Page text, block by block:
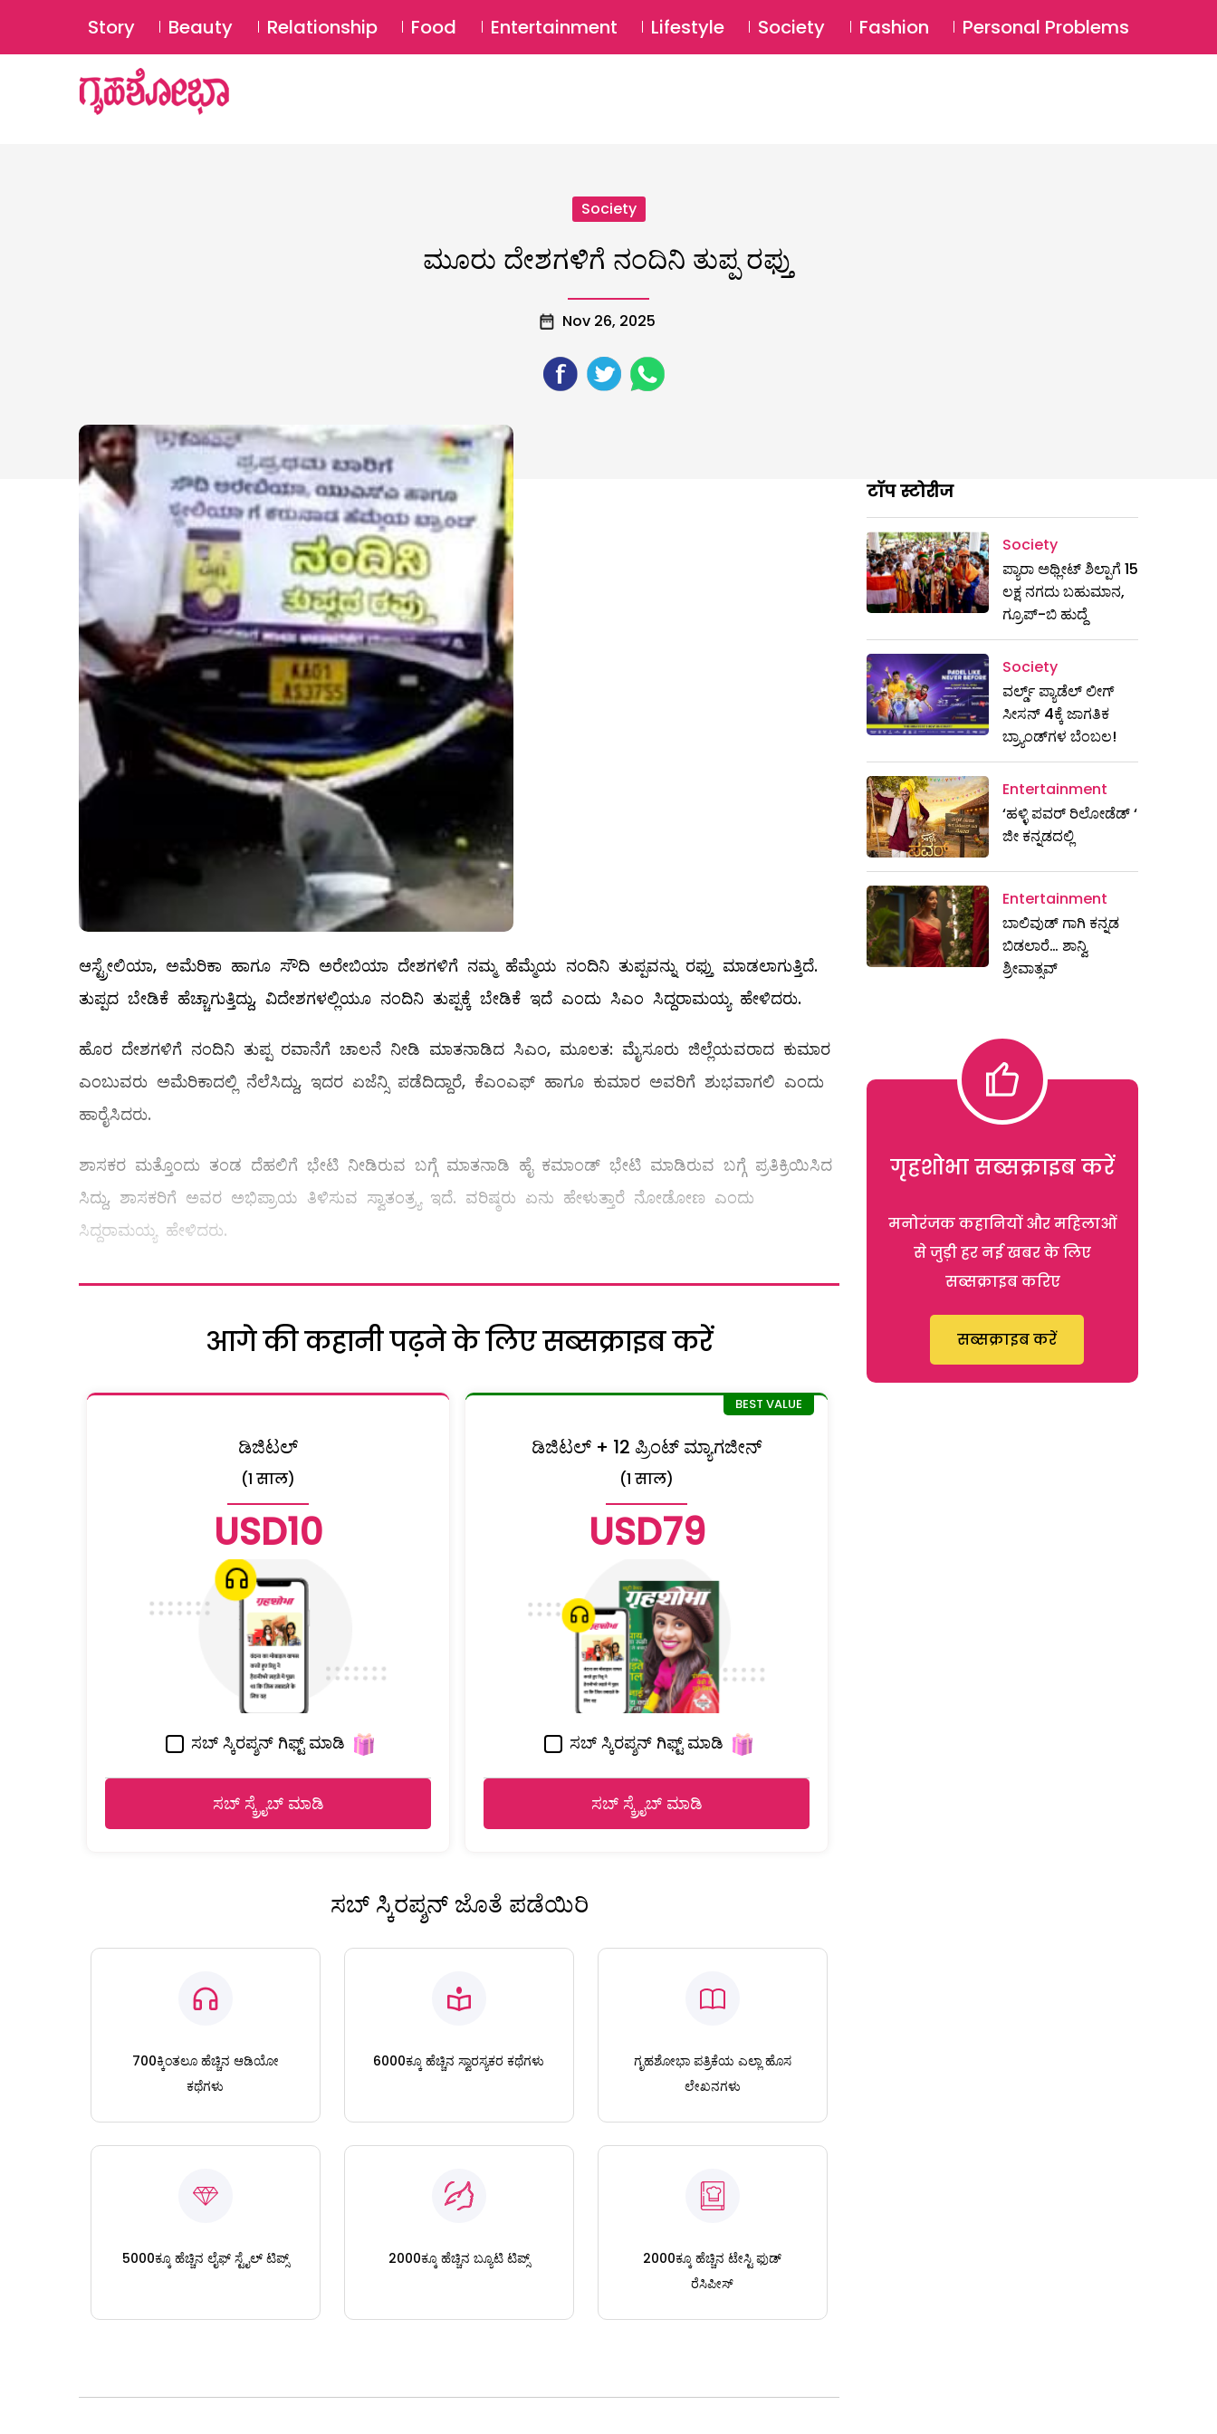
SUBSCRIBE Login ⚲
Story Beauty Relationship Food Entertainment Lifestyle Society Fashion Personal Problems
Society
ಮೂರು ದೇಶಗಳಿಗೆ ನಂದಿನಿ ತುಪ್ಪ ರಫ್ತು
Nov 26, 2025
ಆಸ್ಟ್ರೇಲಿಯಾ, ಅಮೆರಿಕಾ ಹಾಗೂ ಸೌದಿ ಅರೇಬಿಯಾ ದೇಶಗಳಿಗೆ ನಮ್ಮ ಹೆಮ್ಮೆಯ ನಂದಿನಿ ತುಪ್ಪವನ್ನು ರಫ್ತು ಮಾಡಲಾಗುತ್ತಿದೆ.
ತುಪ್ಪದ ಬೇಡಿಕೆ ಹೆಚ್ಚಾಗುತ್ತಿದ್ದು, ವಿದೇಶಗಳಲ್ಲಿಯೂ ನಂದಿನಿ ತುಪ್ಪಕ್ಕೆ ಬೇಡಿಕೆ‌ ಇದೆ ಎಂದು ಸಿಎಂ ಸಿದ್ದರಾಮಯ್ಯ ಹೇಳಿದರು.
ಹೊರ ದೇಶಗಳಿಗೆ ನಂದಿನಿ ತುಪ್ಪ ರವಾನೆಗೆ ಚಾಲನೆ ನೀಡಿ ಮಾತನಾಡಿದ‌ ಸಿಎಂ, ಮೂಲತ: ಮೈಸೂರು ಜಿಲ್ಲೆಯವರಾದ ಕುಮಾರ
ಎಂಬುವರು ಅಮೆರಿಕಾದಲ್ಲಿ ನೆಲೆಸಿದ್ದು, ಇದರ ಏಜೆನ್ಸಿ ಪಡೆದಿದ್ದಾರೆ, ಕೆಎಂಎಫ್ ಹಾಗೂ ಕುಮಾರ ಅವರಿಗೆ ಶುಭವಾಗಲಿ ಎಂದು
ಹಾರೈಸಿದರು.
ಶಾಸಕರ ಮತ್ತೊಂದು ತಂಡ ದೆಹಲಿಗೆ ಭೇಟಿ ನೀಡಿರುವ ಬಗ್ಗೆ ಮಾತನಾಡಿ ಹೈ ಕಮಾಂಡ್ ಭೇಟಿ ಮಾಡಿರುವ ಬಗ್ಗೆ ಪ್ರತಿಕ್ರಿಯಿಸಿದ
ಸಿದ್ದು, ಶಾಸಕರಿಗೆ ಅವರ ಅಭಿಪ್ರಾಯ ತಿಳಿಸುವ ಸ್ವಾತಂತ್ರ್ಯ ಇದೆ. ವರಿಷ್ಠರು ಏನು ಹೇಳುತ್ತಾರೆ ನೋಡೋಣ ಎಂದು
ಸಿದ್ದರಾಮಯ್ಯ ಹೇಳಿದರು.
आगे की कहानी पढ़ने के लिए सब्सक्राइब करें
ಡಿಜಿಟಲ್
(1 साल)
USD10
ಸಬ್ ಸ್ಕಿರಪ್ಶನ್ ಗಿಫ್ಟ್ ಮಾಡಿ
ಸಬ್ ಸ್ಕ್ರೈಬ್ ಮಾಡಿ
ಡಿಜಿಟಲ್ + 12 ಪ್ರಿಂಟ್ ಮ್ಯಾಗಜೀನ್
(1 साल)
USD79
ಸಬ್ ಸ್ಕಿರಪ್ಶನ್ ಗಿಫ್ಟ್ ಮಾಡಿ
ಸಬ್ ಸ್ಕ್ರೈಬ್ ಮಾಡಿ
ಸಬ್ ಸ್ಕಿರಪ್ಶನ್ ಜೊತೆ ಪಡೆಯಿರಿ
700ಕ್ಕಿಂತಲೂ ಹೆಚ್ಚಿನ ಆಡಿಯೋ
ಕಥೆಗಳು
6000ಕ್ಕೂ ಹೆಚ್ಚಿನ ಸ್ವಾರಸ್ಯಕರ ಕಥೆಗಳು
ಗೃಹಶೋಭಾ ಪತ್ರಿಕೆಯ ಎಲ್ಲಾ ಹೊಸ
ಲೇಖನಗಳು
5000ಕ್ಕೂ ಹೆಚ್ಚಿನ ಲೈಫ್ ಸ್ಟೈಲ್ ಟಿಪ್ಸ್ 2000ಕ್ಕೂ ಹೆಚ್ಚಿನ ಬ್ಯೂಟಿ ಟಿಪ್ಸ್
2000ಕ್ಕೂ ಹೆಚ್ಚಿನ ಟೇಸ್ಟಿ ಫುಡ್
ರೆಸಿಪೀಸ್
टॉप स्टोरीज
Society
ಪ್ಯಾರಾ ಅಥ್ಲೀಟ್ ಶಿಲ್ಪಾಗೆ 15
ಲಕ್ಷ ನಗದು ಬಹುಮಾನ,
ಗ್ರೂಪ್-ಬಿ ಹುದ್ದೆ
Society
ವರ್ಲ್ಡ್ ಪ್ಯಾಡೆಲ್ ಲೀಗ್
ಸೀಸನ್ 4ಕ್ಕೆ ಜಾಗತಿಕ
ಬ್ರ್ಯಾಂಡ್‌ಗಳ ಬೆಂಬಲ!
Entertainment
‘ಹಳ್ಳಿ ಪವರ್ ರಿಲೋಡೆಡ್ ‘
ಜೀ ಕನ್ನಡದಲ್ಲಿ
Entertainment
ಬಾಲಿವುಡ್ ಗಾಗಿ ಕನ್ನಡ
ಬಿಡಲಾರೆ… ಶಾನ್ವಿ
ಶ್ರೀವಾತ್ಸವ್
गृहशोभा सब्सक्राइब करें
मनोरंजक कहानियों और महिलाओं
से जुड़ी हर नई खबर के लिए
सब्सक्राइब करिए
सब्सक्राइब करें